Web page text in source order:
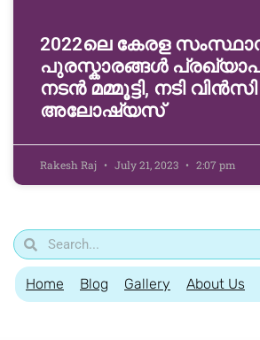
2022ലെ കേരള
പുരസ്കാരങ്ങൾ
നടൻ മമ്മൂട്ടി, നടി വിൻസി
അലോഷ്യസ്
Rakesh Raj July 21, 2023 2:07 pm
Home Blog Gallery About Us